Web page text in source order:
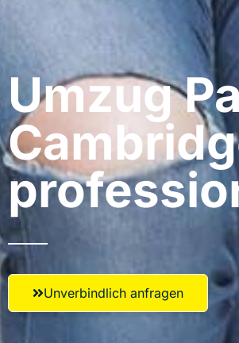
Umzug
Unverbindlich anfragen